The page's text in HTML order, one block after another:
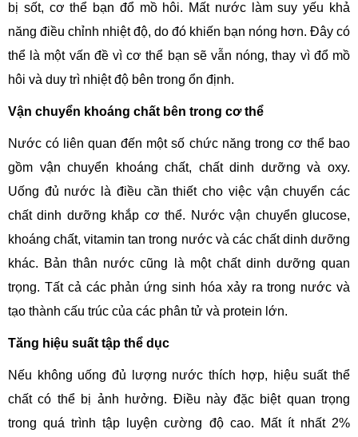
bị sốt, cơ thể bạn đổ mồ hôi. Mất nước làm suy yếu khả
năng điều chỉnh nhiệt độ, do đó khiến bạn nóng hơn. Đây có
thể là một vấn đề vì cơ thể bạn sẽ vẫn nóng, thay vì đổ mồ
hôi và duy trì nhiệt độ bên trong ổn định.
Vận chuyển khoáng chất bên trong cơ thể
Nước có liên quan đến một số chức năng trong cơ thể bao
gồm vận chuyển khoáng chất, chất dinh dưỡng và oxy.
Uống đủ nước là điều cần thiết cho việc vận chuyển các
chất dinh dưỡng khắp cơ thể. Nước vận chuyển glucose,
khoáng chất, vitamin tan trong nước và các chất dinh dưỡng
khác. Bản thân nước cũng là một chất dinh dưỡng quan
trọng. Tất cả các phản ứng sinh hóa xảy ra trong nước và
tạo thành cấu trúc của các phân tử và protein lớn.
Tăng hiệu suất tập thể dục
Nếu không uống đủ lượng nước thích hợp, hiệu suất thể
chất có thể bị ảnh hưởng. Điều này đặc biệt quan trọng
trong quá trình tập luyện cường độ cao. Mất ít nhất 2%